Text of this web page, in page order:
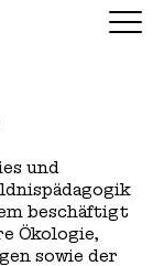
und
beschäftigt
Ökologie,
sowie der